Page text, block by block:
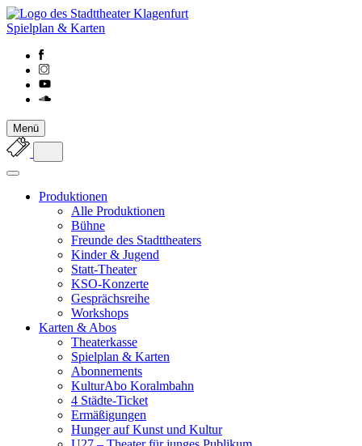
Spielplan & Karten
Menü
Produktionen
Alle Produktionen
Bühne
Freunde des Stadttheaters
Kinder & Jugend
Statt-Theater
KSO-Konzerte
Gesprächsreihe
Workshops
Karten & Abos
Theaterkasse
Spielplan & Karten
Abonnements
KulturAbo Koralmbahn
4 Städte-Ticket
Ermäßigungen
Hunger auf Kunst und Kultur